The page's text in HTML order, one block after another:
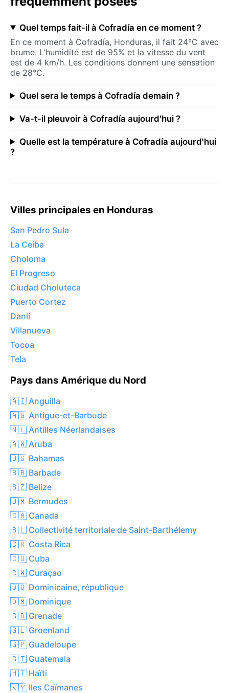
Quel temps fait-il à Cofradía en ce moment ?
En ce moment à Cofradía, Honduras, il fait 24°C avec
brume. L'humidité est de 95% et la vitesse du vent
est de 4 km/h. Les conditions donnent une sensation
de 28°C.
Quel sera le temps à Cofradía demain ?
Va-t-il pleuvoir à Cofradía aujourd'hui ?
Quelle est la température à Cofradía aujourd'hui
?
Villes principales en Honduras
San Pedro Sula
La Ceiba
Choloma
El Progreso
Ciudad Choluteca
Puerto Cortez
Danlí
Villanueva
Tocoa
Tela
Pays dans Amérique du Nord
🇦🇮 Anguilla
🇦🇬 Antigue-et-Barbude
🇳🇱 Antilles Néerlandaises
🇦🇼 Aruba
🇧🇸 Bahamas
🇧🇧 Barbade
🇧🇿 Belize
🇧🇲 Bermudes
🇨🇦 Canada
🇧🇱 Collectivité territoriale de Saint-Barthélemy
🇨🇷 Costa Rica
🇨🇺 Cuba
🇨🇼 Curaçao
🇩🇴 Dominicaine, république
🇩🇲 Dominique
🇬🇩 Grenade
🇬🇱 Groenland
🇬🇵 Guadeloupe
🇬🇹 Guatemala
🇭🇹 Haïti
🇰🇾 Iles Caïmanes